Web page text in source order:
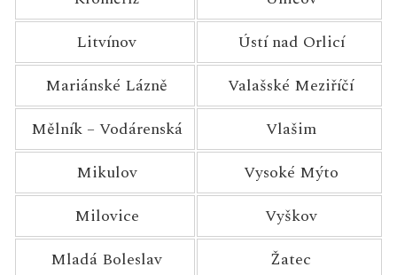
Litvínov
Ústí nad Orlicí
Mariánské Lázně
Valašské Meziříčí
Mělník – Vodárenská
Vlašim
Mikulov
Vysoké Mýto
Milovice
Vyškov
Mladá Boleslav
Žatec